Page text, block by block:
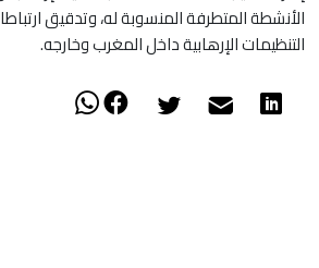
الأنشطة المتطرفة المنسوبة ‏له، وتدقيق
التنظيمات الإرهابية داخل المغرب وخارجه.‏